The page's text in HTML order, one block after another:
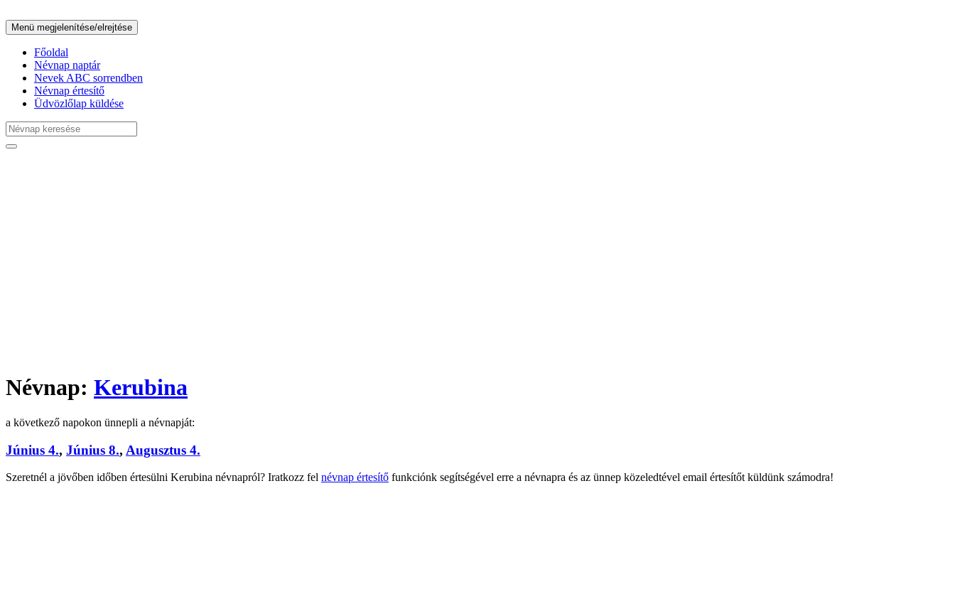
Menü megjelenítése/elrejtése
Főoldal
Névnap naptár
Nevek ABC sorrendben
Névnap értesítő
Üdvözlőlap küldése
Névnap: Kerubina
a következő napokon ünnepli a névnapját:
Június 4., Június 8., Augusztus 4.
Szeretnél a jövőben időben értesülni Kerubina névnapról? Iratkozz fel névnap értesítő funkciónk segítségével erre a névnapra és az ünnep közeledtével email értesítőt küldünk számodra!